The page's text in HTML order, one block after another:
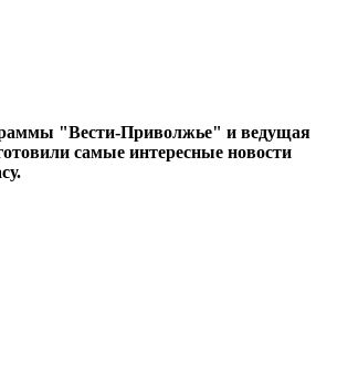
"Вести-Приволжье" и ведущая
самые интересные новости